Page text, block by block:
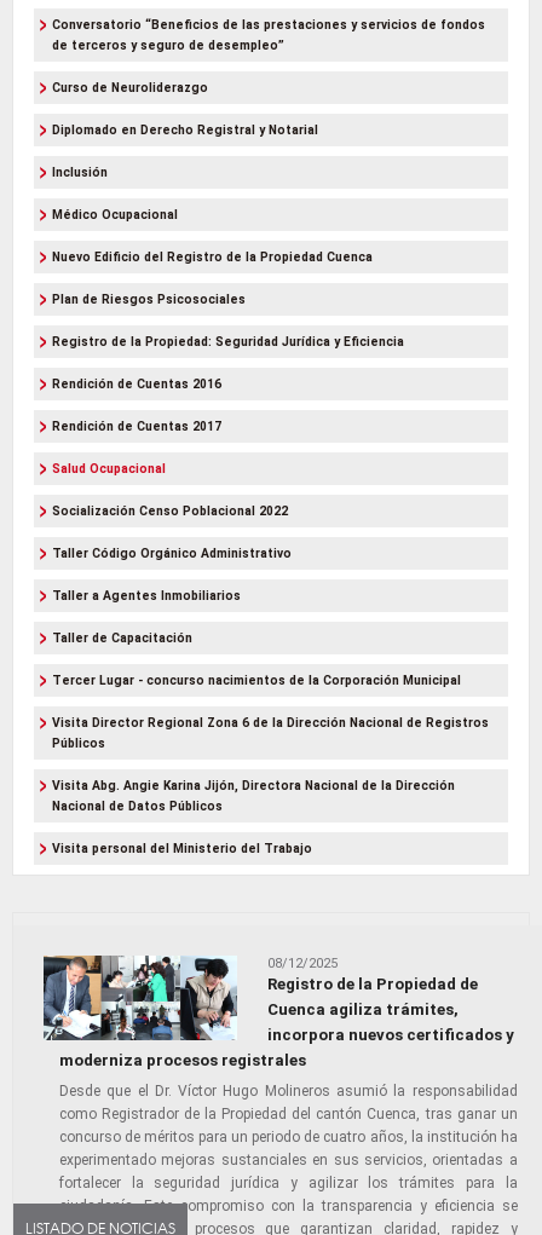
Conversatorio “Beneficios de las prestaciones y servicios de fondos
de terceros y seguro de desempleo”
Curso de Neuroliderazgo
Diplomado en Derecho Registral y Notarial
Inclusión
Médico Ocupacional
Nuevo Edificio del Registro de la Propiedad Cuenca
Plan de Riesgos Psicosociales
Registro de la Propiedad: Seguridad Jurídica y Eficiencia
Rendición de Cuentas 2016
Rendición de Cuentas 2017
Salud Ocupacional
Socialización Censo Poblacional 2022
Taller Código Orgánico Administrativo
Taller a Agentes Inmobiliarios
Taller de Capacitación
Tercer Lugar - concurso nacimientos de la Corporación Municipal
Visita Director Regional Zona 6 de la Dirección Nacional de Registros
Públicos
Visita Abg. Angie Karina Jijón, Directora Nacional de la Dirección
Nacional de Datos Públicos
Visita personal del Ministerio del Trabajo
LISTADO DE NOTICIAS
08/12/2025
Registro de la Propiedad de
Cuenca agiliza trámites,
incorpora nuevos certificados y
moderniza procesos registrales
Desde que el Dr. Víctor Hugo Molineros asumió la responsabilidad
como Registrador de la Propiedad del cantón Cuenca, tras ganar un
concurso de méritos para un periodo de cuatro años, la institución ha
experimentado mejoras sustanciales en sus servicios, orientadas a
fortalecer la seguridad jurídica y agilizar los trámites para la
ciudadanía. Este compromiso con la transparencia y eficiencia se
refleja en nuevos procesos que garantizan claridad, rapidez y